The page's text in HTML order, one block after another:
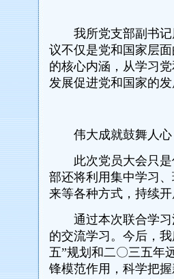
我所党支部副书记
议不仅是党和国家层
的核心内涵，从学习
发展促进党和国家的
伟大成就鼓舞人心
此次党员大会只是
部还将利用集中学习
来等各种方式，持续
通过本次联合学习
的交流学习。今后，
五”规划和二〇三五年
锋模范作用，科学把